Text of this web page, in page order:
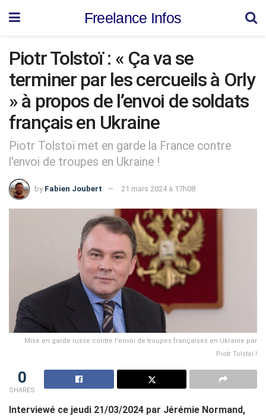
Freelance Infos
Piotr Tolstoï : « Ça va se
terminer par les cercueils à Orly
» à propos de l’envoi de soldats
français en Ukraine
Piotr Tolstoï met en garde la France contre
l'envoi de troupes en Ukraine !
by Fabien Joubert 21 mars 2024 à 17h08
Mise en garde russe contre l'envoi de troupes françaises en Ukraine par
Piotr Tolstoï !
0
SHARES
Interviewé ce jeudi 21/03/2024 par Jérémie Normand,